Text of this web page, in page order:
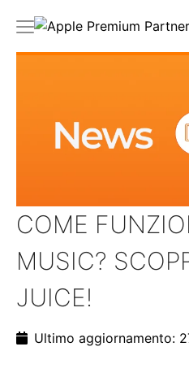
COME
MUSIC?
JUICE!
Ultimo aggiornamento: